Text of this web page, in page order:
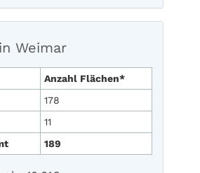
Weimar
Anzahl Flächen*
178
11
189